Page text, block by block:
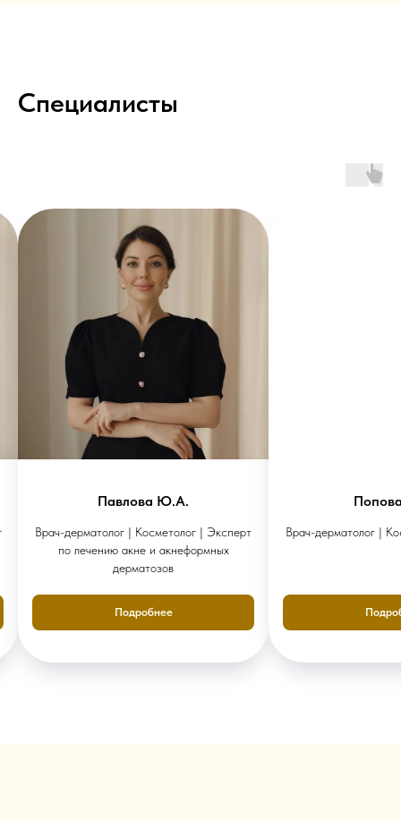
Специалисты
Павлова Ю.А.
Врач-дерматолог | Косметолог | Эксперт
по лечению акне и акнеформных
дерматозов
Подробнее
Врач-дерматолог |